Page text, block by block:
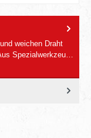
weichen Draht
Spezialwerkzeu…